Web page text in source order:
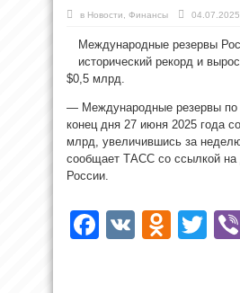
в Новости Финансы 04.07.2025
Международные резервы
исторический рекорд и
$0,5 млрд.
— Международные резервы по
конец дня 27 июня 2025 года
млрд, увеличившись за
сообщает ТАСС со ссылкой
России.
Facebook
VK